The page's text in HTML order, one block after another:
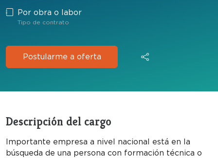
Por obra o labor
Tipo de contrato
Postularme a oferta
Descripción del cargo
Importante empresa a nivel nacional está en la
búsqueda de una persona con formación técnica o